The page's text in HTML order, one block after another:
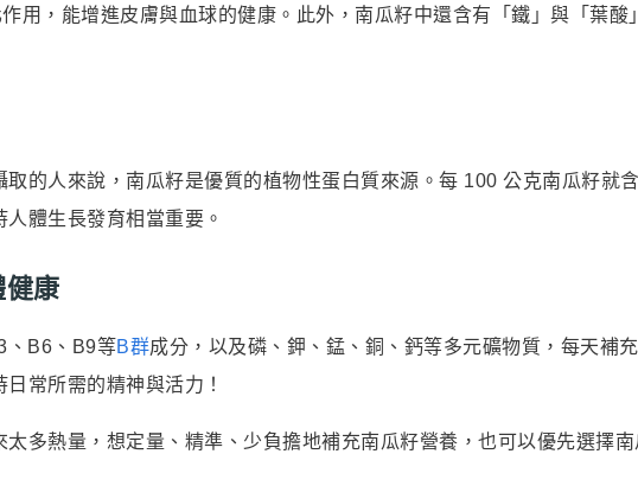
用，能增進皮膚與血球的健康。此外，南瓜籽中還含有「鐵」與「葉
的人來說，南瓜籽是優質的植物性蛋白質來源。每 100 公克南瓜籽就
體生長發育相當重要。
健康
、B6、B9等B群成分，以及磷、鉀、錳、銅、鈣等多元礦物質，每天補
常所需的精神與活力！
多熱量，想定量、精準、少負擔地補充南瓜籽營養，也可以優先選擇